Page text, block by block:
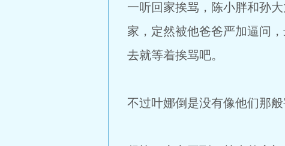
一听回家挨骂，陈小胖和孙
家，定然被他爸爸严加逼问
去就等着挨骂吧。
不过叶娜倒是没有像他们那